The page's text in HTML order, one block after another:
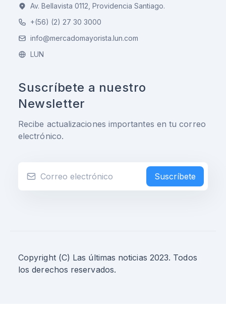
Av. Bellavista 0112, Providencia Santiago.
+(56) (2) 27 30 3000
info@mercadomayorista.lun.com
LUN
Suscríbete a nuestro
Newsletter
Recibe actualizaciones importantes en tu correo
electrónico.
Suscríbete
Copyright (C) Las últimas noticias 2023. Todos
los derechos reservados.